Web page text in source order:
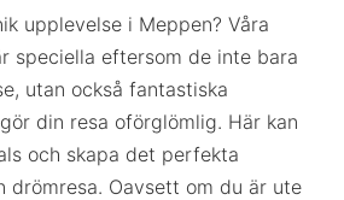
upplevelse i Meppen? Våra
speciella eftersom de inte bara
utan också fantastiska
din resa oförglömlig. Här kan
och skapa det perfekta
drömresa. Oavsett om du är ute